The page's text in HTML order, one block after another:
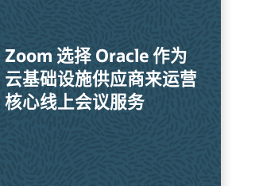
Zoom 选择 Oracle 作为
云基础设施供应商来运营
核心线上会议服务